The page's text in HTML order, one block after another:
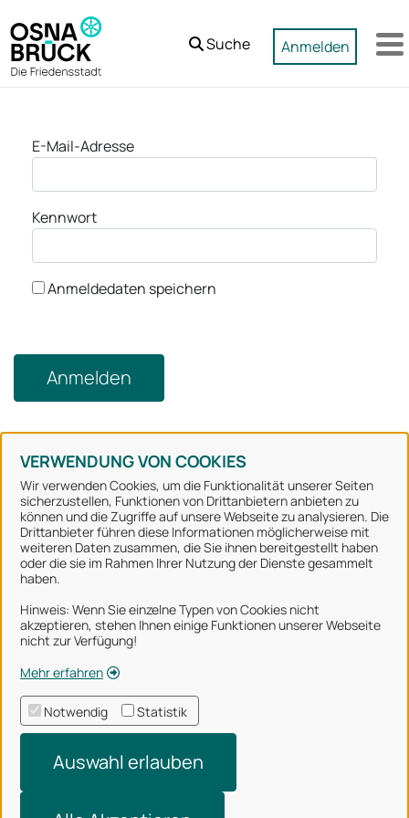
Zum Hauptinhalt springen
VERWENDUNG VON COOKIES
Wir verwenden Cookies, um die Funktionalität unserer Seiten
sicherzustellen, Funktionen von Drittanbietern anbieten zu
können und die Zugriffe auf unsere Webseite zu analysieren. Die
Drittanbieter führen diese Informationen möglicherweise mit
weiteren Daten zusammen, die Sie ihnen bereitgestellt haben
oder die sie im Rahmen Ihrer Nutzung der Dienste gesammelt
haben.
Hinweis: Wenn Sie einzelne Typen von Cookies nicht
akzeptieren, stehen Ihnen einige Funktionen unserer Webseite
nicht zur Verfügung!
Mehr erfahren
Notwendig Statistik
Auswahl erlauben
Suche Anmelden
Anmeldung
E-Mail-Adresse
Kennwort
Anmeldedaten speichern
Anmelden
Stadt Osnabrück
Alle Rechte vorbehalten
Über uns
Impressum
Datenschutzerklärung